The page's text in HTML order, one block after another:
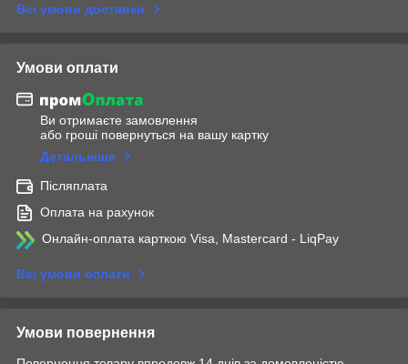
Всі умови доставки
Умови оплати
Ви отримаєте замовлення
або гроші повернуться на вашу картку
Детальніше
Післяплата
Оплата на рахунок
Онлайн-оплата карткою Visa, Mastercard - LiqPay
Всі умови оплати
Умови повернення